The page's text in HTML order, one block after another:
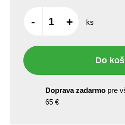
- + ks
Do
Doprava zadarmo pre
65 €